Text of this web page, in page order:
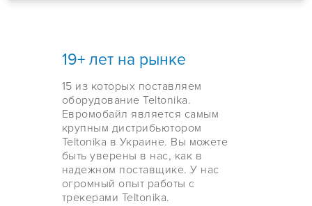
19+ лет на рынке
15 из которых поставляем
оборудование Teltonika.
Евромобайл является самым
крупным дистрибьютором
Teltonika в Украине. Вы можете
быть уверены в нас, как в
надежном поставщике. У нас
огромный опыт работы с
трекерами Teltonika.